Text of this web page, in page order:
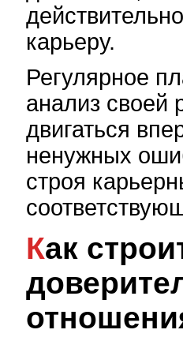
карьеру.
Регулярное
анализ своей
двигаться
ненужных
строя
Как строить